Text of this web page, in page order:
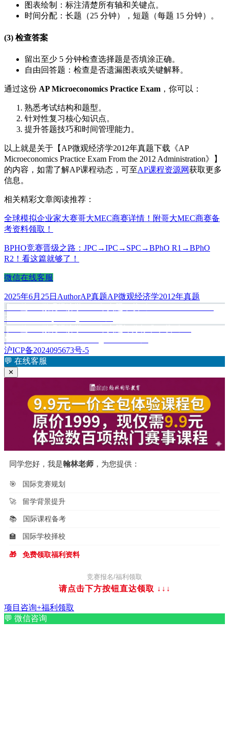
图表绘制：标注清楚所有轴和关键点。
时间分配：长题（25 分钟），短题（每题 15 分钟）。
(3) 检查答案
留出至少 5 分钟检查选择题是否填涂正确。
自由回答题：检查是否遗漏图表或关键解释。
通过这份 AP Microeconomics Practice Exam ，你可以：
熟悉考试结构和题型。
针对性复习核心知识点。
提升答题技巧和时间管理能力。
以上就是关于【AP微观经济学2012年真题下载《AP
Microeconomics Practice Exam From the 2012 Administration》】
的内容，如需了解AP课程动态，可至AP课程资源网获取更多
信息。
相关精彩文章阅读推荐：
全球模拟企业家大赛哥大MEC商赛详情！附哥大MEC商赛备
考资料领取！
BPHO竞赛晋级之路：JPC→IPC→SPC→BPhO R1→BPhO
R2！看这篇就够了！
微信在线客服
发
布
于
2025年6月25日 作
者
Author分
类
AP真题标
签
AP微观经济学2012年真题
文
章
导
航
上
文
2012 Free-Response Questions》
下一篇
下
文
章：
Microeconomics 2012 Scoring Guidelines》
沪ICP备2024095673号-5
💬 在线客服
✕
同学您好，我是翰林老师 ，为您提供：
🎯 国际竞赛规划
🚀 留学背景提升
📚 国际课程备考
🏫 国际学校择校
🎁 免费领取福利资料
竞赛报名/福利领取
请点击下方按钮直达领取 ↓↓↓
项目咨询+福利领取
💬 微信咨询